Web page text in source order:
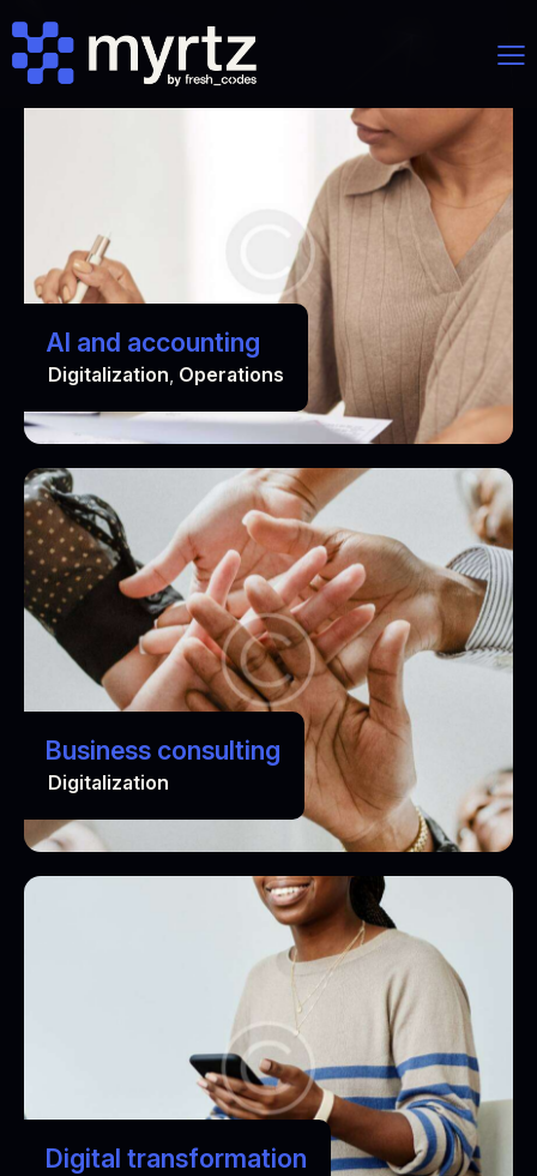
AI and accounting
Digitalization, Operations
Business consulting
Digitalization
Digital transformation